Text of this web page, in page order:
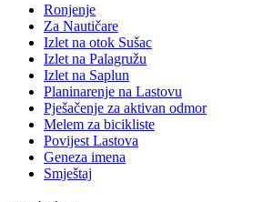
Ronjenje
Za Nautičare
Izlet na otok Sušac
Izlet na Palagružu
Izlet na Saplun
Planinarenje na Lastovu
Pješačenje za aktivan odmor
Melem za bicikliste
Povijest Lastova
Geneza imena
Smještaj